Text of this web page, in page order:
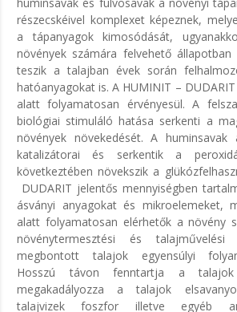
részecskéivel komplexet képeznek,
a tápanyagok kimosódását,
növények számára felvehető állapotban
teszik a talajban évek során
hatóanyagokat is. A HUMINIT – DUDARIT
alatt folyamatosan érvényesül. A
biológiai stimuláló hatása serkenti a
növények növekedését. A huminsavak
katalizátorai és serkentik a
következtében növekszik a
DUDARIT jelentős mennyiségben
ásványi anyagokat és mikroelemeket,
alatt folyamatosan elérhetők a növény
növénytermesztési és talajművelési
megbontott talajok egyensúlyi
Hosszú távon fenntartja a talajok
megakadályozza a talajok
talajvizek foszfor illetve egyéb